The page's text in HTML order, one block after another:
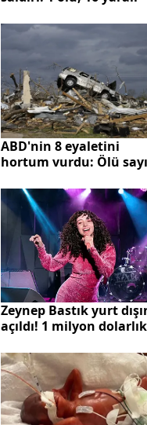
ABD'nin 8 eyaletini
hortum vurdu: Ölü
Zeynep Bastık yurt
açıldı! 1 milyon dolarlık